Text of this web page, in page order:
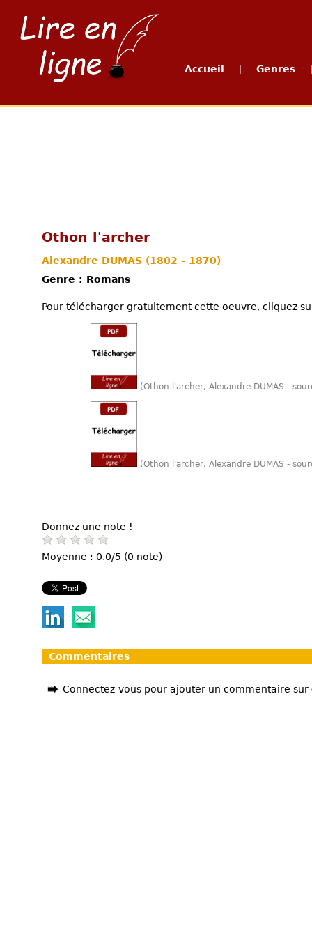
Accueil Genres
Othon l'archer
Alexandre DUMAS (1802 - 1870)
Genre : Romans
Pour télécharger gratuitement cette oeuvre, cliquez
(Othon l'archer, Alexandre DUMAS -
(Othon l'archer, Alexandre DUMAS -
Donnez une note !
Moyenne : 0.0/5 (0 note)
Commentaires
Connectez-vous pour ajouter un commentaire sur